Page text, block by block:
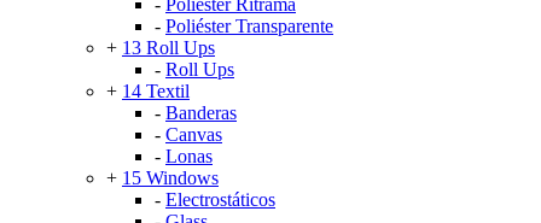
- Poliéster Ritrama
- Poliéster Transparente
+ 13 Roll Ups
- Roll Ups
+ 14 Textil
- Banderas
- Canvas
- Lonas
+ 15 Windows
- Electrostáticos